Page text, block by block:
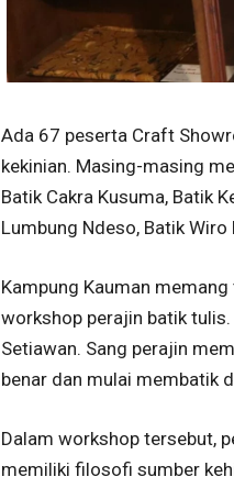
Ada 67 peserta Craft
kekinian. Masing-masing
Batik Cakra Kusuma, Batik
Lumbung Ndeso, Batik
Kampung Kauman
workshop perajin batik
Setiawan. Sang perajin
benar dan mulai membatik
Dalam workshop tersebut,
memiliki filosofi sumber